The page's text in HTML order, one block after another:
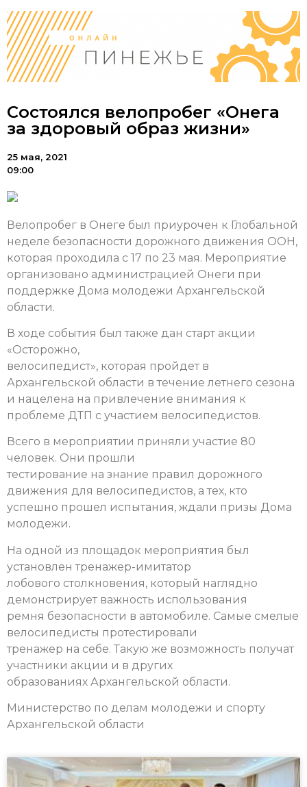
Состоялся велопробег «Онега
за здоровый образ жизни»
25 мая, 2021
09:00
Велопробег в Онеге был приурочен к Глобальной
неделе безопасности дорожного движения ООН,
которая проходила с 17 по 23 мая. Мероприятие
организовано администрацией Онеги при
поддержке Дома молодежи Архангельской
области.
В ходе события был также дан старт акции
«Осторожно,
велосипедист», которая пройдет в
Архангельской области в течение летнего сезона
и нацелена на привлечение внимания к
проблеме ДТП с участием велосипедистов.
Всего в мероприятии приняли участие 80
человек. Они прошли
тестирование на знание правил дорожного
движения для велосипедистов, а тех, кто
успешно прошел испытания, ждали призы Дома
молодежи.
На одной из площадок мероприятия был
установлен тренажер-имитатор
лобового столкновения, который наглядно
демонстрирует важность использования
ремня безопасности в автомобиле. Самые смелые
велосипедисты протестировали
тренажер на себе. Такую же возможность получат
участники акции и в других
образованиях Архангельской области.
Министерство по делам молодежи и спорту
Архангельской области